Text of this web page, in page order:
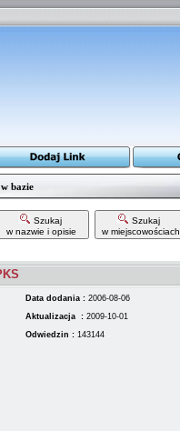
bazie
Szukaj
w nazwie i opisie
Szukaj
w miejscowościach
Data dodania : 2006-08-06
Aktualizacja : 2009-10-01
Odwiedzin : 143144